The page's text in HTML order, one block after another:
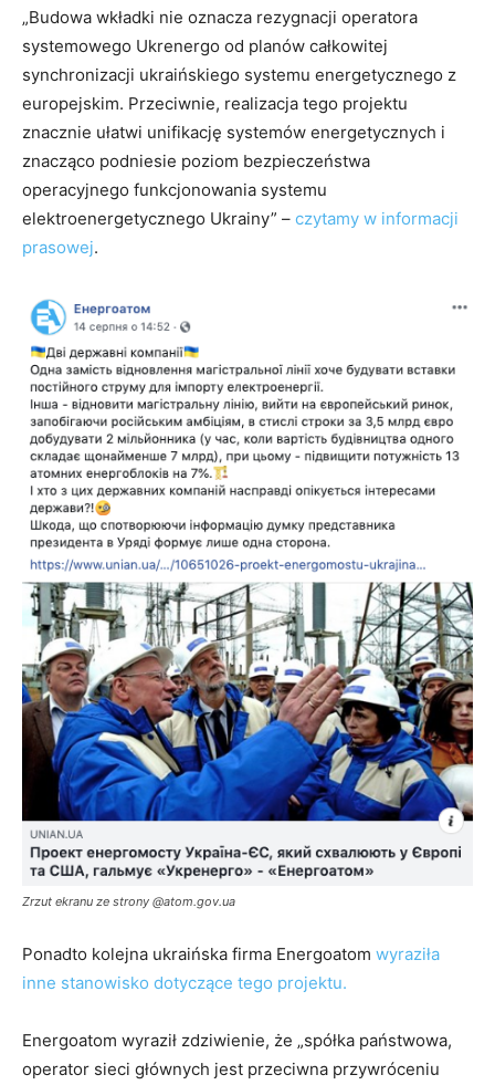
„Budowa wkładki nie oznacza rezygnacji operatora
systemowego Ukrenergo od planów całkowitej
synchronizacji ukraińskiego systemu energetycznego z
europejskim. Przeciwnie, realizacja tego projektu
znacznie ułatwi unifikację systemów energetycznych i
znacząco podniesie poziom bezpieczeństwa
operacyjnego funkcjonowania systemu
elektroenergetycznego Ukrainy” – czytamy w informacji
prasowej.
Zrzut ekranu ze strony @atom.gov.ua
Ponadto kolejna ukraińska firma Energoatom wyraziła
inne stanowisko dotyczące tego projektu.
Energoatom wyraził zdziwienie, że „spółka państwowa,
operator sieci głównych jest przeciwna przywróceniu